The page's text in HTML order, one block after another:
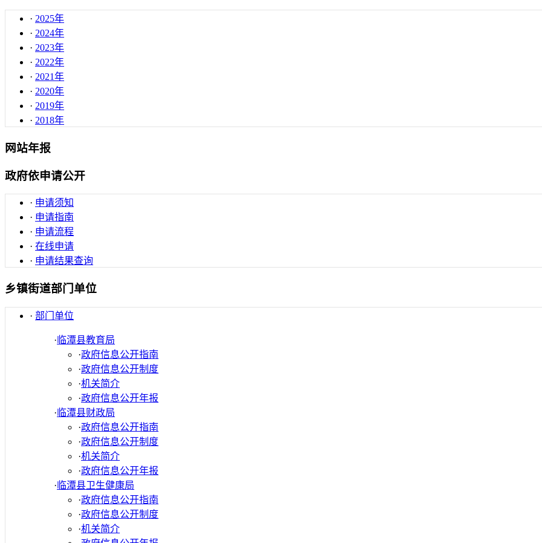
· 2025年
· 2024年
· 2023年
· 2022年
· 2021年
· 2020年
· 2019年
· 2018年
网站年报
政府依申请公开
· 申请须知
· 申请指南
· 申请流程
· 在线申请
· 申请结果查询
乡镇街道部门单位
· 部门单位
· 临潭县教育局
·政府信息公开指南
·政府信息公开制度
·机关简介
·政府信息公开年报
· 临潭县财政局
·政府信息公开指南
·政府信息公开制度
·机关简介
·政府信息公开年报
· 临潭县卫生健康局
·政府信息公开指南
·政府信息公开制度
·机关简介